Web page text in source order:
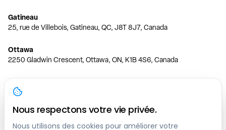
Gatineau
25, rue de Villebois, Gatineau, QC, J8T 8J7, Canada
Ottawa
2250 Gladwin Crescent, Ottawa, ON, K1B 4S6, Canada
Toronto
150 Ferrand Dr, 6th Floor, Toronto, ON, M3C 3E5, Canada
Vancouver
1200 W 73rd Ave #1415, Vancouver, BC, V6P 6G5, Canada
Nous respectons votre vie privée.
Nous utilisons des cookies pour améliorer votre